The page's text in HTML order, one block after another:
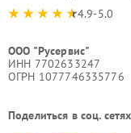
4.9-5.0
ООО "Русервис"
ИНН 7702633247
ОГРН 1077746335776
Поделиться в соц.